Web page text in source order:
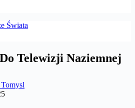
Świata
Telewizji Naziemnej